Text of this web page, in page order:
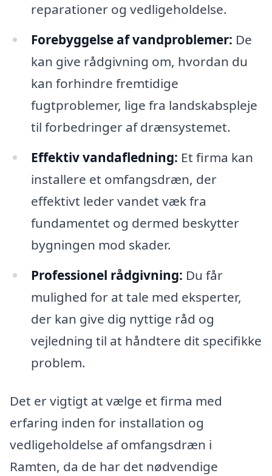
reparationer og vedligeholdelse.
Forebyggelse af vandproblemer: De
kan give rådgivning om, hvordan du
kan forhindre fremtidige
fugtproblemer, lige fra landskabspleje
til forbedringer af drænsystemet.
Effektiv vandafledning: Et firma kan
installere et omfangsdræn, der
effektivt leder vandet væk fra
fundamentet og dermed beskytter
bygningen mod skader.
Professionel rådgivning: Du får
mulighed for at tale med eksperter,
der kan give dig nyttige råd og
vejledning til at håndtere dit specifikke
problem.
Det er vigtigt at vælge et firma med
erfaring inden for installation og
vedligeholdelse af omfangsdræn i
Ramten, da de har det nødvendige